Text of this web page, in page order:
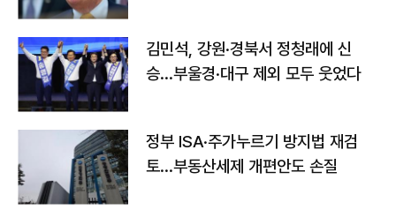
김민석, 강원·경북서 정청래에 신
승…부울경·대구 제외 모두 웃었다
정부 ISA·주가누르기 방지법 재검
토…부동산세제 개편안도 손질